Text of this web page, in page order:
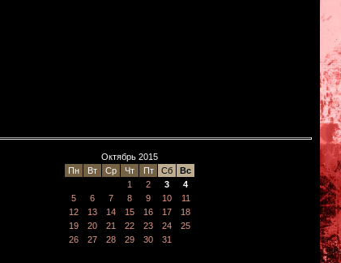
Октябрь 2015
Пн
Вт Ср Чт Пт Сб
Вс
1
2 3
4
5
6 7 8 9 10
11
12
13 14 15 16 17
18
19
20 21 22 23 24
25
26
27 28 29 30 31